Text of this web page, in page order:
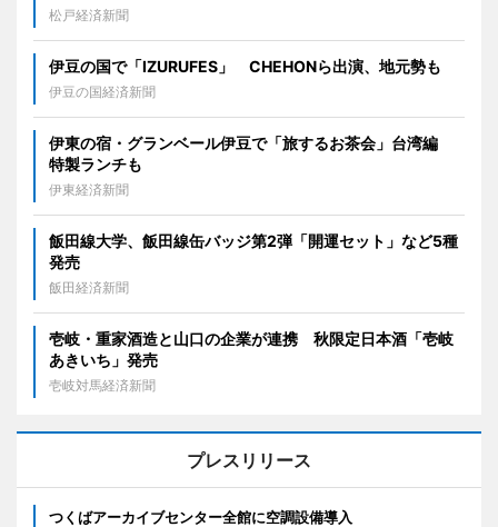
松戸経済新聞
伊豆の国で「IZURUFES」 CHEHONら出演、地元勢も
伊豆の国経済新聞
伊東の宿・グランベール伊豆で「旅するお茶会」台湾編
特製ランチも
伊東経済新聞
飯田線大学、飯田線缶バッジ第2弾「開運セット」など5種
発売
飯田経済新聞
壱岐・重家酒造と山口の企業が連携 秋限定日本酒「壱岐
あきいち」発売
壱岐対馬経済新聞
プレスリリース
つくばアーカイブセンター全館に空調設備導入